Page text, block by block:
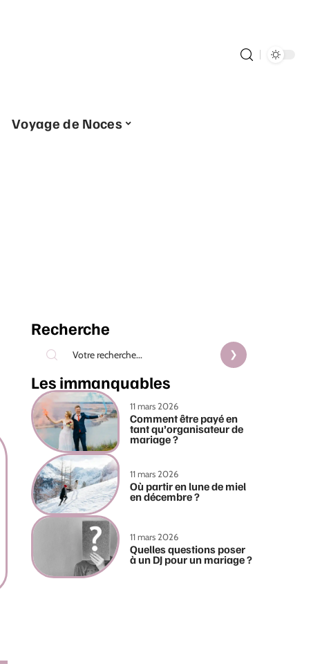
Voyage de Noces
Recherche
Les immanquables
11 mars 2026
Comment être payé en
tant qu’organisateur de
mariage ?
11 mars 2026
Où partir en lune de miel
en décembre ?
11 mars 2026
Quelles questions poser
à un DJ pour un mariage ?